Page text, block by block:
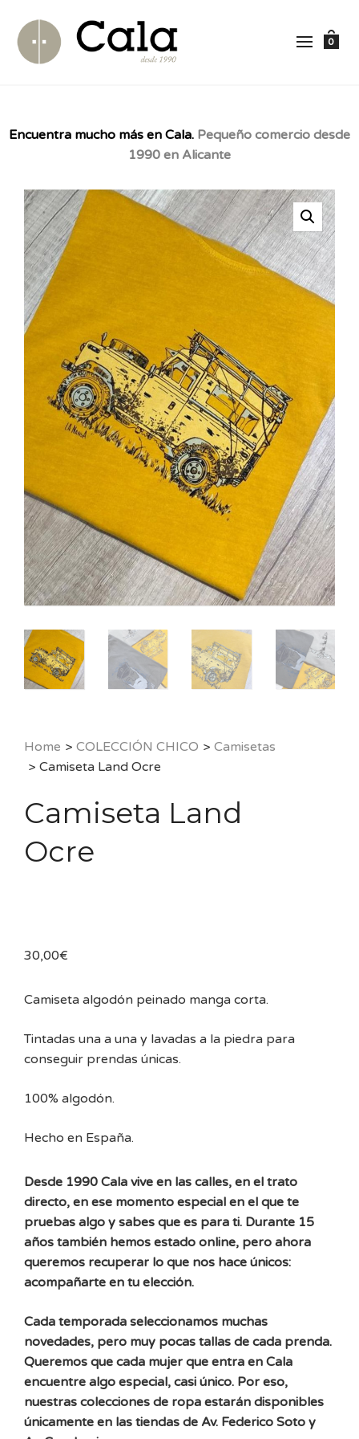
0
Encuentra mucho más en Cala. Pequeño comercio desde
1990 en Alicante
Home > COLECCIÓN CHICO > Camisetas
> Camiseta Land Ocre
Camiseta Land
Ocre
30,00€
Camiseta algodón peinado manga corta.
Tintadas una a una y lavadas a la piedra para
conseguir prendas únicas.
100% algodón.
Hecho en España.
Desde 1990 Cala vive en las calles, en el trato
directo, en ese momento especial en el que te
pruebas algo y sabes que es para ti. Durante 15
años también hemos estado online, pero ahora
queremos recuperar lo que nos hace únicos:
acompañarte en tu elección.
Cada temporada seleccionamos muchas
novedades, pero muy pocas tallas de cada prenda.
Queremos que cada mujer que entra en Cala
encuentre algo especial, casi único. Por eso,
nuestras colecciones de ropa estarán disponibles
únicamente en las tiendas de Av. Federico Soto y